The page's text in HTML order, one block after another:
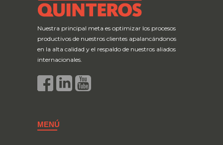
Nuestra principal meta es optimizar los procesos
productivos de nuestros clientes apalancándonos
en la alta calidad y el respaldo de nuestros aliados
internacionales.
MENÚ